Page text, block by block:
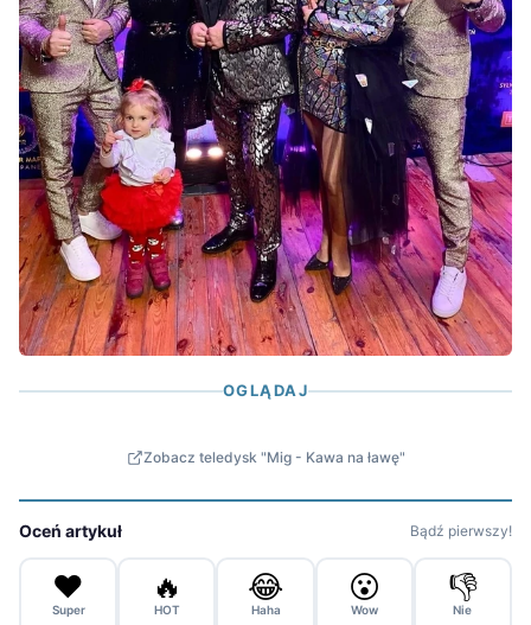
OGLĄDAJ
Zobacz teledysk "Mig - Kawa na ławę"
Oceń artykuł Bądź pierwszy!
❤️
Super
🔥
HOT
😂
Haha
😮
Wow
👎
Nie